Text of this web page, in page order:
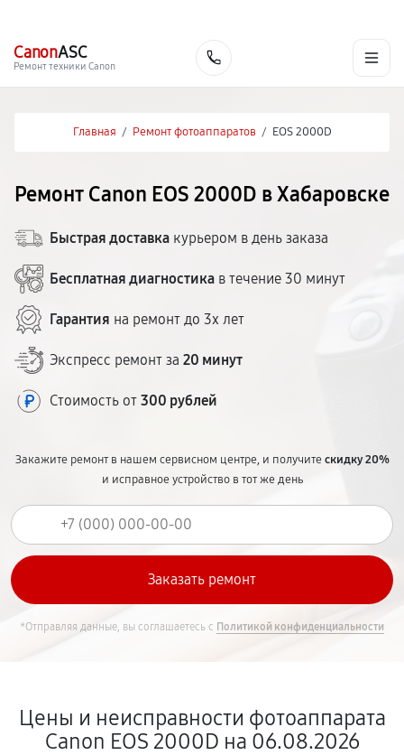
CanonASC
Ремонт техники Canon
Главная / Ремонт фотоаппаратов / EOS 2000D
Ремонт Canon EOS 2000D в Хабаровске
Быстрая доставка курьером в день заказа
Бесплатная диагностика в течение 30 минут
Гарантия на ремонт до 3х лет
Экспресс ремонт за 20 минут
Стоимость от 300 рублей
Закажите ремонт в нашем сервисном центре, и получитескидку 20%
и исправное устройство в тот же день
*Отправляя данные, вы соглашаетесь с Политикой конфиденциальности
Цены и неисправности фотоаппарата
Canon EOS 2000D на 06.08.2026